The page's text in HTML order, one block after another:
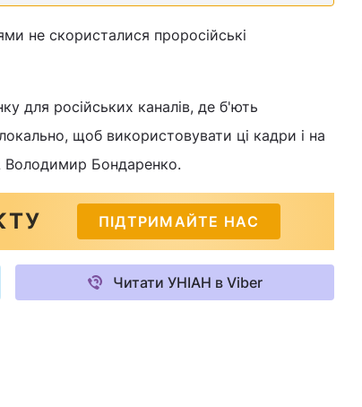
не скористалися проросійські
для російських каналів, де б'ють
щоб використовувати ці кадри і на
Володимир Бондаренко.
ПІДТРИМАЙТЕ НАС
Читати УНІАН в Viber